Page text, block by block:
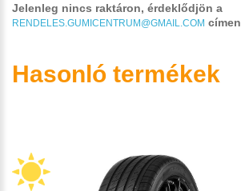
Jelenleg nincs raktáron, érdeklődjön a
RENDELES.GUMICENTRUM@GMAIL.COM címen
Hasonló termékek